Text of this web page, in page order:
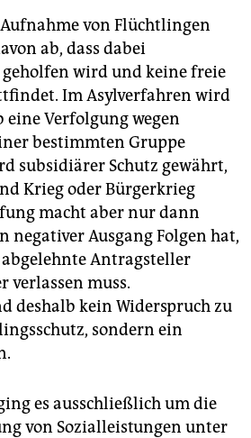
von Flüchtlingen
ab, dass dabei
wird und keine freie
Im Asylverfahren wird
eine Verfolgung wegen
bestimmten Gruppe
subsidiärer Schutz gewährt,
Krieg oder Bürgerkrieg
macht aber nur dann
negativer Ausgang Folgen hat,
abgelehnte Antragsteller
verlassen muss.
deshalb kein Widerspruch zu
sondern ein
es ausschließlich um die
von Sozialleistungen unter